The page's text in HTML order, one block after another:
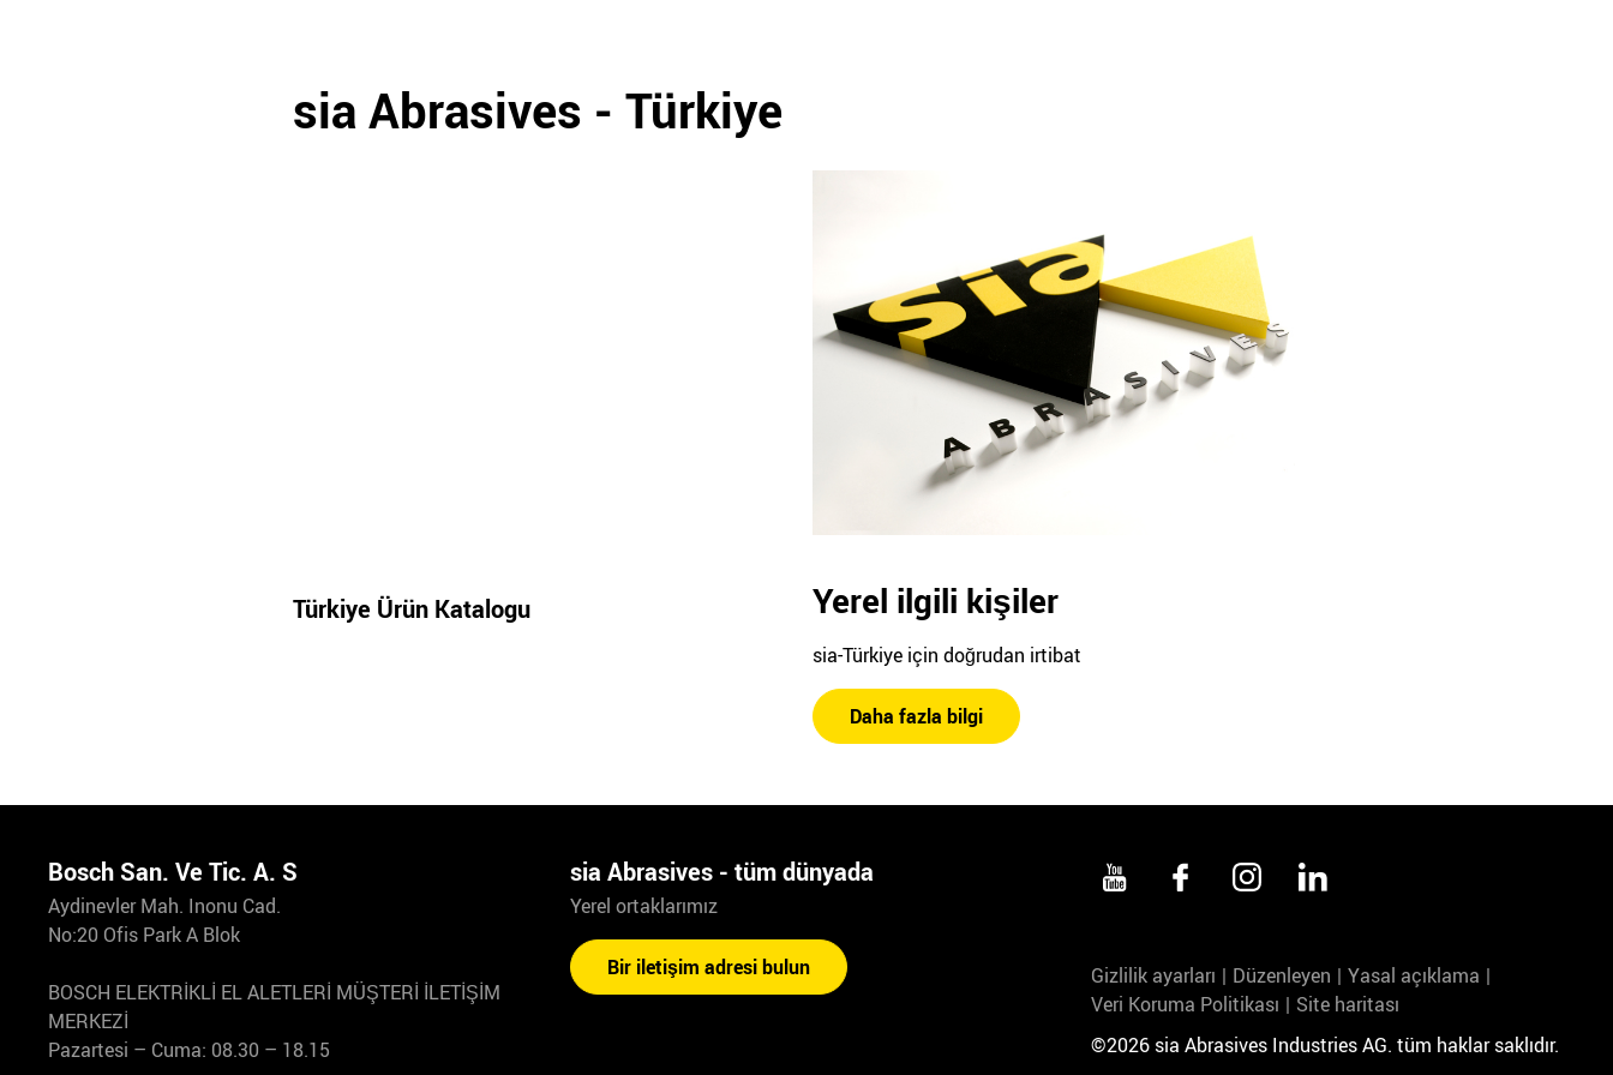
sia Abrasives - Türkiye
Türkiye Ürün Katalogu Yerel ilgili kişiler
sia-Türkiye için doğrudan irtibat
Daha fazla bilgi
Bosch San. Ve Tic. A. S
Aydinevler Mah. Inonu Cad.
No:20 Ofis Park A Blok
BOSCH ELEKTRİKLİ EL ALETLERİ MÜŞTERİ İLETİŞİM
MERKEZİ
Pazartesi – Cuma: 08.30 – 18.15
sia Abrasives - tüm dünyada
Yerel ortaklarımız
Bir iletişim adresi bulun Gizlilik ayarları Düzenleyen
Yasal açıklama
Veri Koruma Politikası
Site haritası
©2026 sia Abrasives Industries AG. tüm haklar saklıdır.